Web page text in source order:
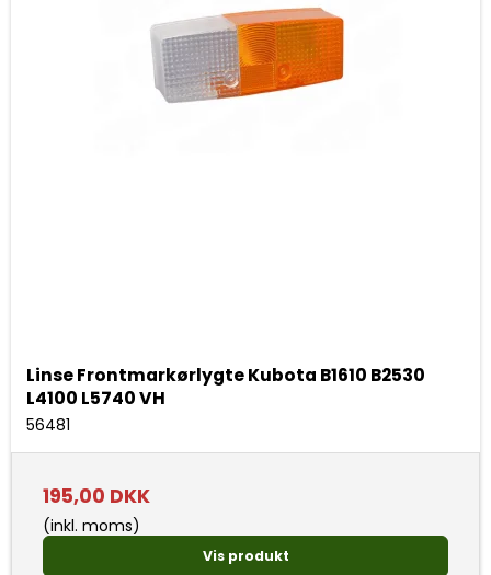
Linse Frontmarkørlygte Kubota B1610 B2530
L4100 L5740 VH
56481
195,00 DKK
(inkl. moms)
Vis produkt